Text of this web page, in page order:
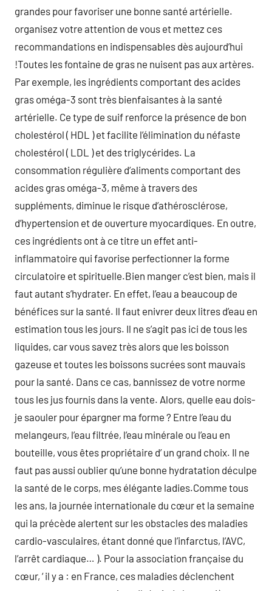
grandes pour favoriser une bonne santé artérielle.
organisez votre attention de vous et mettez ces
recommandations en indispensables dès aujourd’hui
!Toutes les fontaine de gras ne nuisent pas aux artères.
Par exemple, les ingrédients comportant des acides
gras oméga-3 sont très bienfaisantes à la santé
artérielle. Ce type de suif renforce la présence de bon
cholestérol ( HDL ) et facilite l’élimination du néfaste
cholestérol ( LDL ) et des triglycérides. La
consommation régulière d’aliments comportant des
acides gras oméga-3, même à travers des
suppléments, diminue le risque d’athérosclérose,
d’hypertension et de ouverture myocardiques. En outre,
ces ingrédients ont à ce titre un effet anti-
inflammatoire qui favorise perfectionner la forme
circulatoire et spirituelle.Bien manger c’est bien, mais il
faut autant s’hydrater. En effet, l’eau a beaucoup de
bénéfices sur la santé. Il faut enivrer deux litres d’eau en
estimation tous les jours. Il ne s’agit pas ici de tous les
liquides, car vous savez très alors que les boisson
gazeuse et toutes les boissons sucrées sont mauvais
pour la santé. Dans ce cas, bannissez de votre norme
tous les jus fournis dans la vente. Alors, quelle eau dois-
je saouler pour épargner ma forme ? Entre l’eau du
melangeurs, l’eau filtrée, l’eau minérale ou l’eau en
bouteille, vous êtes propriétaire d’ un grand choix. Il ne
faut pas aussi oublier qu’une bonne hydratation déculpe
la santé de le corps, mes élégante ladies.Comme tous
les ans, la journée internationale du cœur et la semaine
qui la précède alertent sur les obstacles des maladies
cardio-vasculaires, étant donné que l’infarctus, l’AVC,
l’arrêt cardiaque… ). Pour la association française du
cœur, ‘ il y a : en France, ces maladies déclenchent